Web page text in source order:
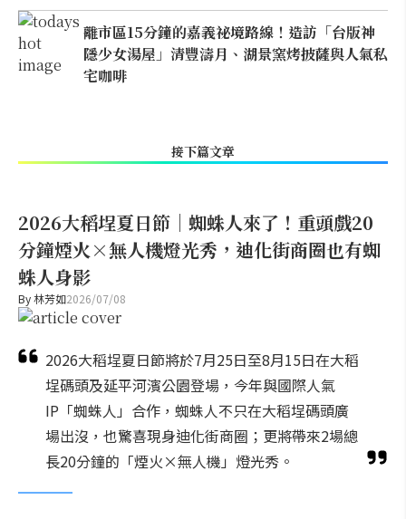
離市區15分鐘的嘉義祕境路線！造訪「台版神
隱少女湯屋」清豐濤月、湖景窯烤披薩與人氣私
宅咖啡
接下篇文章
2026大稻埕夏日節｜蜘蛛人來了！重頭戲20
分鐘煙火×無人機燈光秀，迪化街商圈也有蜘
蛛人身影
By林芳如2026/07/08
2026大稻埕夏日節將於7月25日至8月15日在大稻
埕碼頭及延平河濱公園登場，今年與國際人氣
IP「蜘蛛人」合作，蜘蛛人不只在大稻埕碼頭廣
場出沒，也驚喜現身迪化街商圈；更將帶來2場總
長20分鐘的「煙火×無人機」燈光秀。